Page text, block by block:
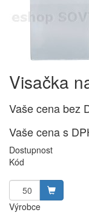
Visačka
Vaše cena bez
Vaše cena s
Dostupnost
Kód
Výrobce